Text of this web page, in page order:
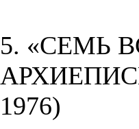
5. «СЕМЬ
1976)